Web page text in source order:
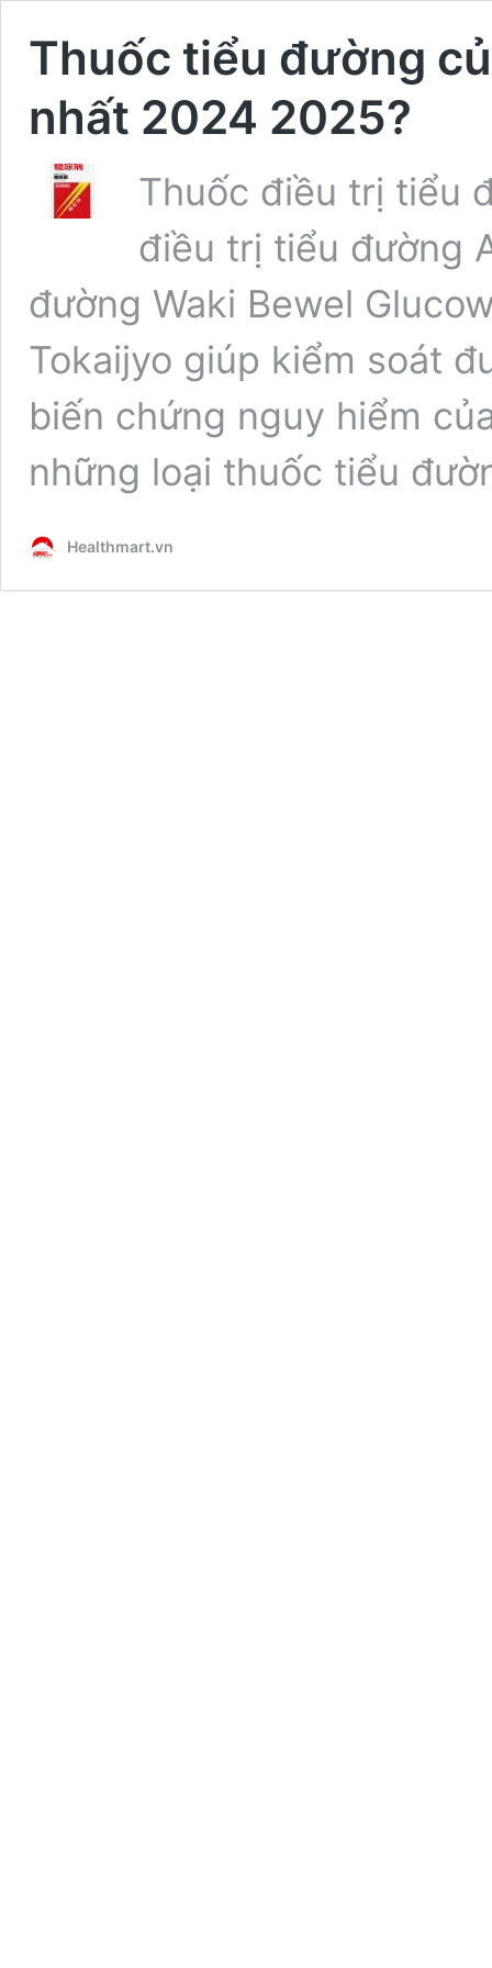
Thuốc tiểu đường
nhất 2024 2025?
Thuốc điều trị tiểu
điều trị tiểu đường
đường Waki Bewel
Tokaijyo giúp kiểm soát
biến chứng nguy hiểm
những loại thuốc tiểu
Healthmart.vn